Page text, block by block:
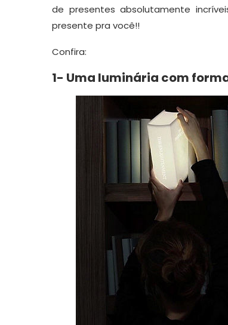
de presentes absolutamente
presente pra você!!
Confira:
1- Uma luminária com